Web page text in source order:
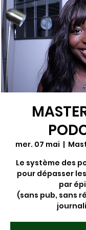
mer. 07 mai
  |
Le système des
pour dépasser
par
(sans pub, sans